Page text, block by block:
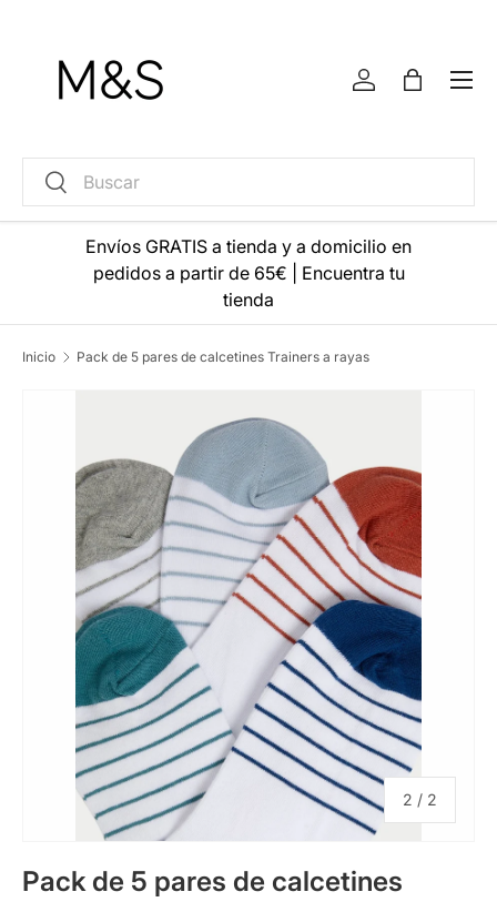
Buscar
Buscar
Iniciar sesión
Bolsa
Menú
Envíos GRATIS a tienda y a domicilio en
pedidos a partir de 65€
Encuentra tu
tienda
Inicio Pack de 5 pares de calcetines Trainers a rayas
2 / de
2
Pack de 5 pares de calcetines